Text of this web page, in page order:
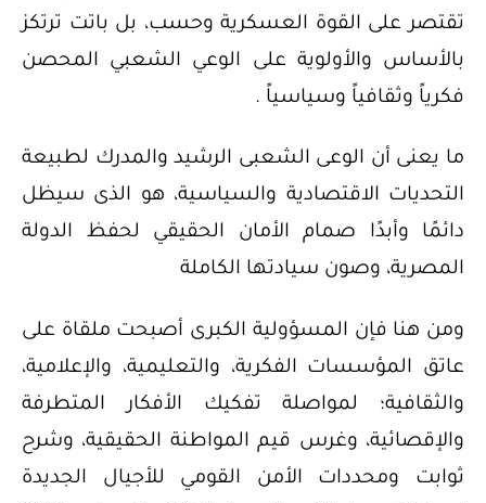
تقتصر على القوة العسكرية وحسب، بل باتت ترتكز
بالأساس والأولوية على الوعي الشعبي المحصن
فكرياً وثقافياً وسياسياً .
ما يعنى أن الوعى الشعبى الرشيد والمدرك لطبيعة
التحديات الاقتصادية والسياسية، هو الذى سيظل
دائمًا وأبدًا صمام الأمان الحقيقي لحفظ الدولة
المصرية، وصون سيادتها الكاملة
ومن هنا فإن المسؤولية الكبرى أصبحت ملقاة على
عاتق المؤسسات الفكرية، والتعليمية، والإعلامية،
والثقافية؛ لمواصلة تفكيك الأفكار المتطرفة
والإقصائية، وغرس قيم المواطنة الحقيقية، وشرح
ثوابت ومحددات الأمن القومي للأجيال الجديدة